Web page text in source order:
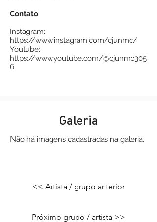
Contato
Instagram:
https://www.instagram.com/cjunmc/
Youtube:
https://www.youtube.com/@cjunmc305
6
Galeria
Não há imagens cadastradas na galeria.
<< Artista / grupo anterior
Próximo grupo / artista >>